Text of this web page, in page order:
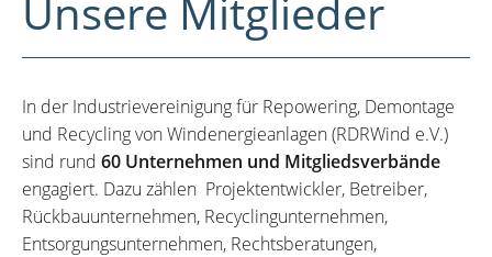
Unsere Mitglieder
In der Industrievereinigung für Repowering, Demontage
und Recycling von Windenergieanlagen (RDRWind e.V.)
sind rund 60 Unternehmen und Mitgliedsverbände
engagiert. Dazu zählen Projektentwickler, Betreiber,
Rückbauunternehmen, Recyclingunternehmen,
Entsorgungsunternehmen, Rechtsberatungen,